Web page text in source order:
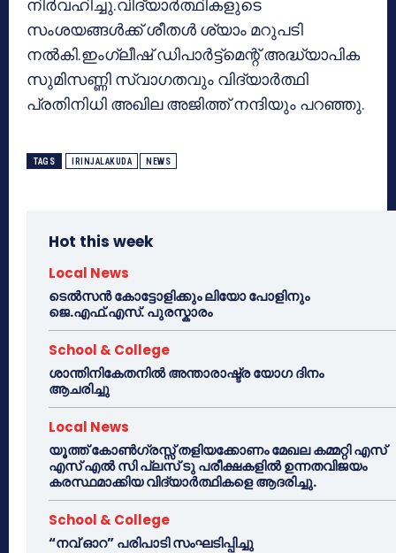
നിര്‍വഹിച്ചു.വിദ്യാര്‍ത്ഥികളുടെ
സംശയങ്ങള്‍ക്ക് ശീതള്‍ ശ്യാം മറുപടി
നല്‍കി.ഇംഗ്ലീഷ് ഡിപാര്‍ട്ട്‌മെന്റ് അദ്ധ്യാപിക
സുമിസണ്ണി സ്വാഗതവും വിദ്യാര്‍ത്ഥി
പ്രതിനിധി അഖില അജിത്ത് നന്ദിയും പറഞ്ഞു.
TAGS IRINJALAKUDA NEWS
Hot this week
Local News
ടെൽസൻ കോട്ടോളിക്കും ലിയോ പോളിനും
ജെ.എഫ്.എസ്. പുരസ്കാരം
School & College
ശാന്തിനികേതനിൽ അന്താരാഷ്ട്ര യോഗ ദിനം
ആചരിച്ചു
Local News
യൂത്ത് കോൺഗ്രസ്സ് തളിയക്കോണം മേഖല കമ്മറ്റി എസ്
എസ് എൽ സി പ്ലസ് ടു പരീക്ഷകളിൽ ഉന്നതവിജയം
കരസ്ഥമാക്കിയ വിദ്യാർത്ഥികളെ ആദരിച്ചു.
School & College
“നവ് ഓറ” പരിപാടി സംഘടിപ്പിച്ചു